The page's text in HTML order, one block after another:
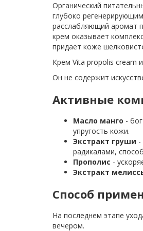
Органический
глубоко
расслабляющий аромат
крем оказывает
придает коже
Крем Vita propolis cream
Он не содержит
Активные
Масло манго -
упругость кожи.
Экстракт груши -
радикалами,
Прополис -
Экстракт
Способ
На последнем этапе
вечером.